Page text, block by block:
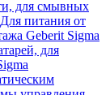
для смывных
Для питания от
Geberit Sigma
для